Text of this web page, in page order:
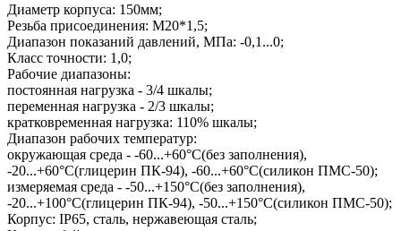
Диаметр корпуса: 150мм;
Резьба присоединения: М20*1,5;
Диапазон показаний давлений, МПа: -0,1...0;
Класс точности: 1,0;
Рабочие диапазоны:
постоянная нагрузка - 3/4 шкалы;
переменная нагрузка - 2/3 шкалы;
кратковременная нагрузка: 110% шкалы;
Диапазон рабочих температур:
окружающая среда - -60...+60°С(без заполнения),
-20...+60°С(глицерин ПК-94), -60...+60°С(силикон ПМС-50);
измеряемая среда - -50...+150°С(без заполнения),
-20...+100°С(глицерин ПК-94), -50...+150°С(силикон ПМС-50);
Корпус: IP65, сталь, нержавеющая сталь;